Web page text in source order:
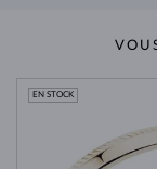
EN STOCK